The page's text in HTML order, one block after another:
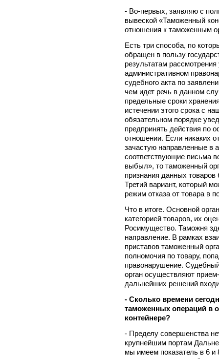
- Во-первых, заявляю с
вывеской «Таможенный
отношения к таможенным
Есть три способа, по
обращен в пользу
результатам
административном
судебного акта по
чем идет речь в данном
предельные сроки
истечении этого срока с
обязательном порядке
предпринять действия по
отношении. Если никаких
зачастую направленные в
соответствующие письма
выбыл», то таможенный
признания данных
Третий вариант, который
режим отказа от товара в
Что в итоге. Основной
категорией товаров, их
Росимущество. Таможня
направление. В рамках
приставов таможенный
полномочия по товару,
правонарушение.
орган осуществляют
дальнейших решений
- Сколько времени
таможенных операций в
контейнере?
- Пределу совершенства
крупнейшим портам
мы имеем показатель в 6 и